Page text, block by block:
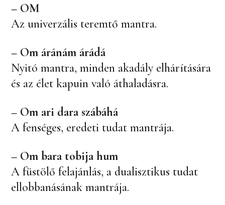
– OM
Az univerzális teremtő mantra.
– Om áránám árádá
Nyitó mantra, minden akadály elhárítására
és az élet kapuin való áthaladásra.
– Om ari dara szábáhá
A fenséges, eredeti tudat mantrája.
– Om bara tobija hum
A füstölő felajánlás, a dualisztikus tudat
ellobbanásának mantrája.